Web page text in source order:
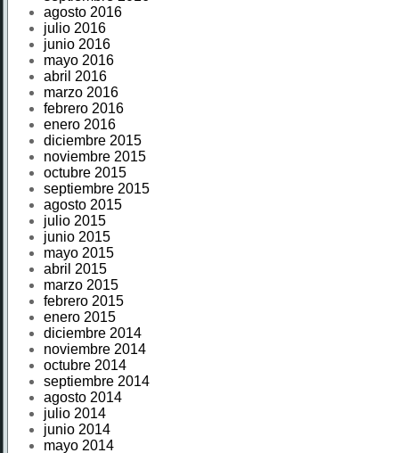
agosto 2016
julio 2016
junio 2016
mayo 2016
abril 2016
marzo 2016
febrero 2016
enero 2016
diciembre 2015
noviembre 2015
octubre 2015
septiembre 2015
agosto 2015
julio 2015
junio 2015
mayo 2015
abril 2015
marzo 2015
febrero 2015
enero 2015
diciembre 2014
noviembre 2014
octubre 2014
septiembre 2014
agosto 2014
julio 2014
junio 2014
mayo 2014